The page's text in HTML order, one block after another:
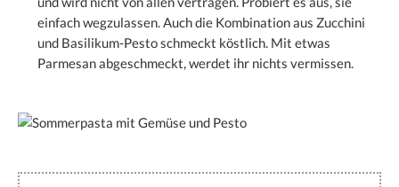
einfach wegzulassen. Auch die Kombination aus Zucchini
und Basilikum-Pesto schmeckt köstlich. Mit etwas
Parmesan abgeschmeckt, werdet ihr nichts vermissen.